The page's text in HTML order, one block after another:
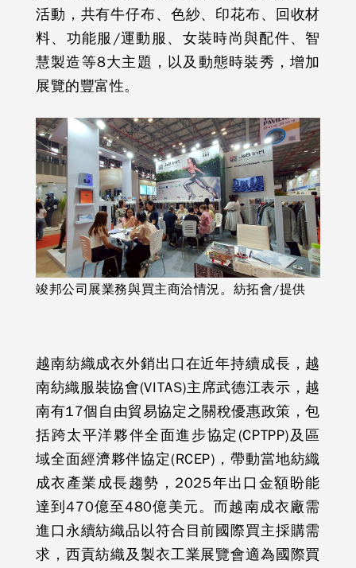
活動，共有牛仔布、色紗、印花布、回收材
料、功能服/運動服、女裝時尚與配件、智
慧製造等8大主題，以及動態時裝秀，增加
展覽的豐富性。
竣邦公司展業務與買主商洽情況。紡拓會/提供
越南紡織成衣外銷出口在近年持續成長，越
南紡織服裝協會(VITAS)主席武德江表示，越
南有17個自由貿易協定之關稅優惠政策，包
括跨太平洋夥伴全面進步協定(CPTPP)及區
域全面經濟夥伴協定(RCEP)，帶動當地紡織
成衣產業成長趨勢，2025年出口金額盼能
達到470億至480億美元。而越南成衣廠需
進口永續紡織品以符合目前國際買主採購需
求，西貢紡織及製衣工業展覽會適為國際買